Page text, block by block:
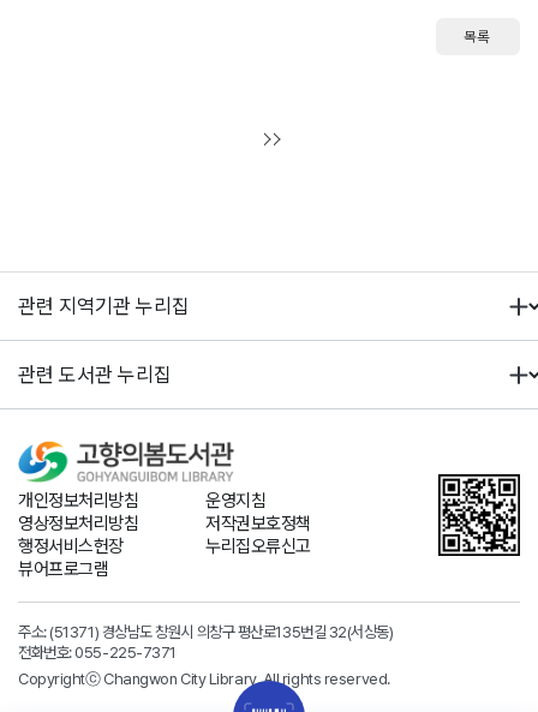
목록
개인정보처리방침
운영지침
영상정보처리방침
저작권보호정책
행정서비스헌장
누리집오류신고
뷰어프로그램
주소: (51371) 경상남도 창원시 의창구 평산로135번길 32(서상동)
전화번호:055-225-7371
Copyrightⓒ Changwon City Library. All rights reserved.